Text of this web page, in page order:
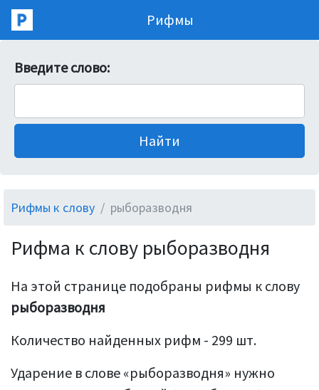
Рифмы
Введите слово:
Рифмы к слову рыборазводня
Рифма к слову рыборазводня
На этой странице подобраны рифмы к слову
рыборазводня
Количество найденных рифм - 299 шт.
Ударение в слове «рыборазводня» нужно